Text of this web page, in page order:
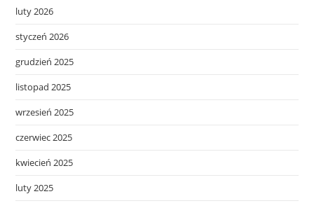
luty 2026
styczeń 2026
grudzień 2025
listopad 2025
wrzesień 2025
czerwiec 2025
kwiecień 2025
luty 2025